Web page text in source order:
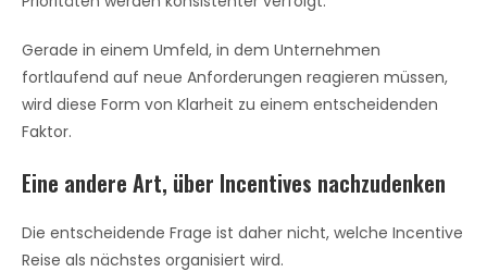
Gerade in einem Umfeld, in dem Unternehmen
fortlaufend auf neue Anforderungen reagieren müssen,
wird diese Form von Klarheit zu einem entscheidenden
Faktor.
Eine andere Art, über Incentives nachzudenken
Die entscheidende Frage ist daher nicht, welche Incentive
Reise als nächstes organisiert wird.